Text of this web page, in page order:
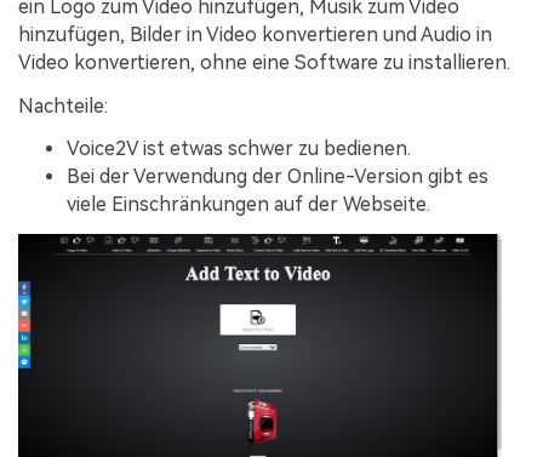
ein Logo zum Video hinzufügen, Musik zum Video
hinzufügen, Bilder in Video konvertieren und Audio in
Video konvertieren, ohne eine Software zu installieren.
Nachteile:
Voice2V ist etwas schwer zu bedienen.
Bei der Verwendung der Online-Version gibt es
viele Einschränkungen auf der Webseite.